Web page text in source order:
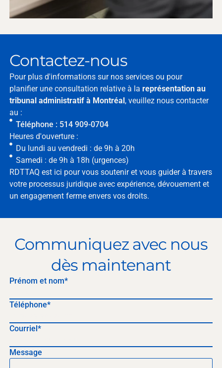
Contactez-nous
Pour plus d'informations sur nos services ou pour
planifier une consultation relative à lareprésentation au
tribunal administratif à Montréal , veuillez nous contacter
au :
Téléphone : 514 909-0704
Heures d'ouverture :
Du lundi au vendredi : de 9h à 20h
Samedi : de 9h à 18h (urgences)
RDTTAQ est ici pour vous soutenir et vous guider à travers
votre processus juridique avec expérience, dévouement et
un engagement ferme envers vos droits.
Communiquez avec nous
dès maintenant
Prénom et nom*
Téléphone*
Courriel*
Message